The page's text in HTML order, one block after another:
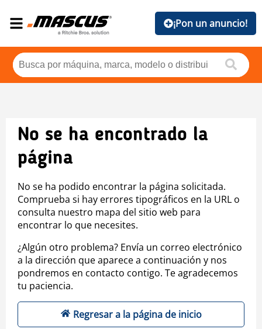
¡Pon un anuncio!
No se ha encontrado la
página
No se ha podido encontrar la página solicitada.
Comprueba si hay errores tipográficos en la URL o
consulta nuestro mapa del sitio web para
encontrar lo que necesites.
¿Algún otro problema? Envía un correo electrónico
a la dirección que aparece a continuación y nos
pondremos en contacto contigo. Te agradecemos
tu paciencia.
Regresar a la página de inicio